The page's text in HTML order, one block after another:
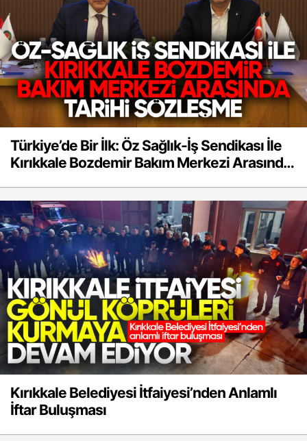
Türkiye’de Bir İlk: Öz Sağlık-İş Sendikası İle
Kırıkkale Bozdemir Bakım Merkezi Arasında
Kırıkkale Belediyesi İtfaiyesi’nden Anlamlı
İftar Buluşması